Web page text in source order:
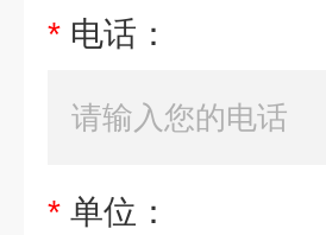
* 电话：
* 单位：